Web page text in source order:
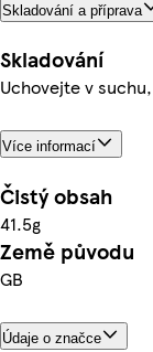
Skladování a příprava
Skladování
Uchovejte v
Více informací
Čistý obsah
41.5g
Země původu
GB
Údaje o značce